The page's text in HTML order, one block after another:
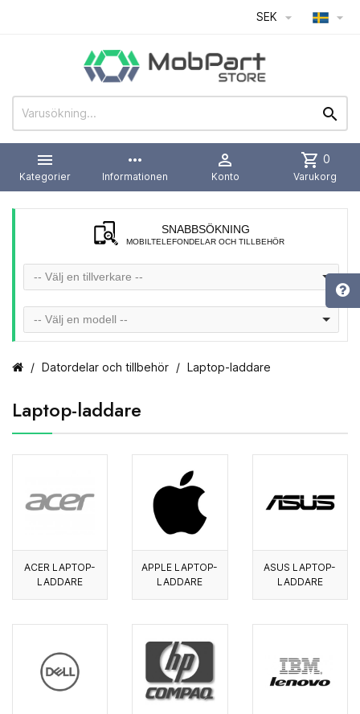
SEK  


Kategorier
more_horiz
Informationen

Konto
shopping_cart 0
Varukorg
SNABBSÖKNING
MOBILTELEFONDELAR OCH TILLBEHÖR
-- Välj en tillverkare --
-- Välj en modell --
Datordelar och tillbehör Laptop-laddare
Laptop-laddare
ACER LAPTOP-
LADDARE
APPLE LAPTOP-
LADDARE
ASUS LAPTOP-
LADDARE